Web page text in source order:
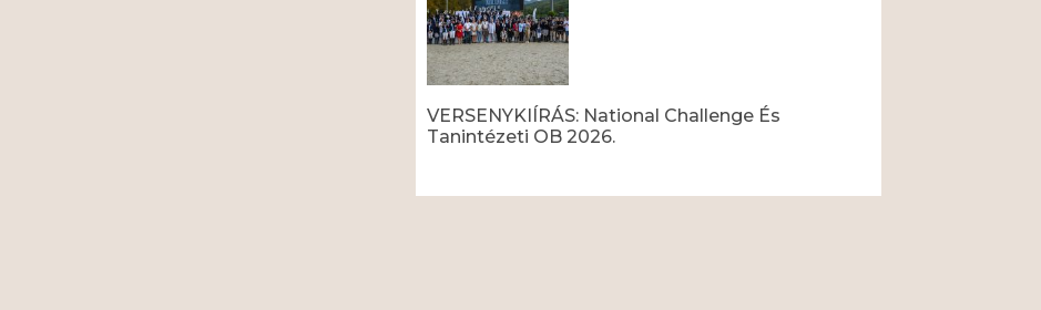
VERSENYKIÍRÁS: National Challenge És
Tanintézeti OB 2026.